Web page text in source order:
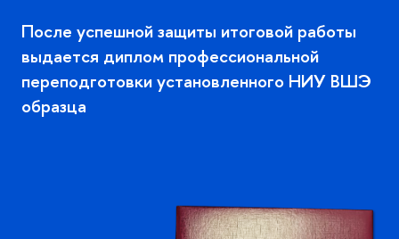
После успешной защиты итоговой работы
ыдается диплом профессиональной
переподготовки установленного НИУ ВШЭ
образца